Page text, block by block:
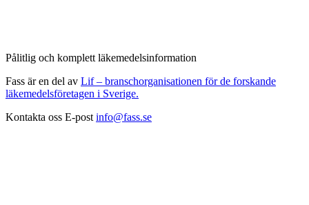
Pålitlig och komplett läkemedelsinformation
Fass är en del av Lif – branschorganisationen för de forskande
läkemedelsföretagen i Sverige.
Kontakta oss E-post info@fass.se